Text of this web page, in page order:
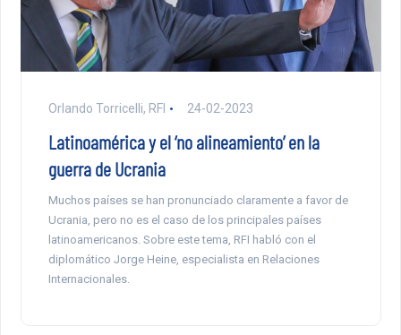
Orlando Torricelli, RFI 24-02-2023
Latinoamérica y el ‘no alineamiento’ en la
guerra de Ucrania
Muchos países se han pronunciado claramente a favor de
Ucrania, pero no es el caso de los principales países
latinoamericanos. Sobre este tema, RFI habló con el
diplomático Jorge Heine, especialista en Relaciones
Internacionales.